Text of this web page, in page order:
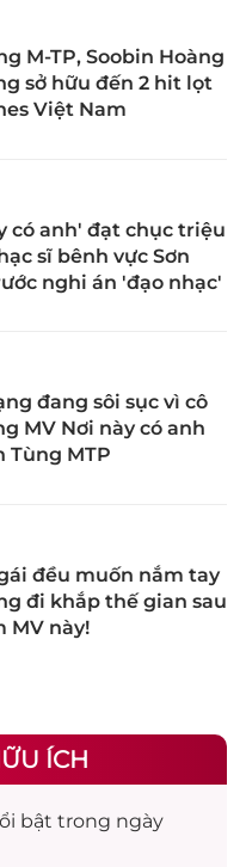
M-TP, Soobin Hoàng
sở hữu đến 2 hit lọt
Việt Nam
có anh' đạt chục triệu
sĩ bênh vực Sơn
nghi án 'đạo nhạc'
đang sôi sục vì cô
MV Nơi này có anh
Tùng MTP
đều muốn nắm tay
đi khắp thế gian sau
MV này!
ÍCH
bật trong ngày